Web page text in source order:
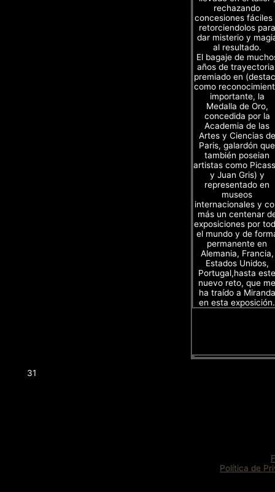
rechazando
concesiones fáciles
retorciendolos para
dar misterio y
al resultado.
El bagaje de
años de
premiado en
como
importante, la
Medalla de Oro,
concedida por la
Academia de las
Artes y Ciencias de
Paris, galardón que
también poseian
artistas como
y Juan Gris) y
representado en
museos
internacionales y
más un centenar
exposiciones por
el mundo y de
permanente en
Alemania, Francia,
Estados Unidos,
Portugal,hasta este
nuevo reto, que me
ha traído a Miranda
en esta exposición.
31
Política de